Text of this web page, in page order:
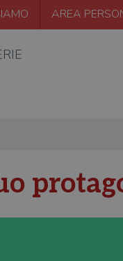
AREA